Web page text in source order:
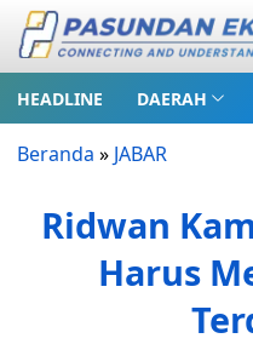
HEADLINE DAERAH
Beranda » JABAR
Ridwan
Harus